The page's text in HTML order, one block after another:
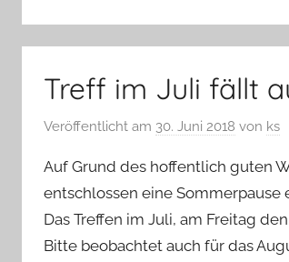
Treff im Juli fällt
Veröffentlicht am 30. Juni 2018 von ks
Auf Grund des hoffentlich guten
entschlossen eine Sommerpause
Das Treffen im Juli, am Freitag
Bitte beobachtet auch für das